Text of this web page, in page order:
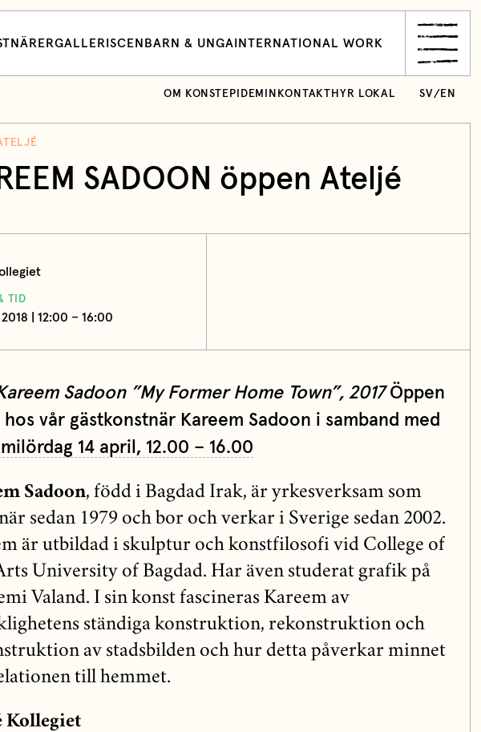
GALLERI SCEN BARN & UNGA INTERNATIONAL WORK
OM KONSTEPIDEMIN KONTAKT HYR LOKAL SV/ EN
SADOON öppen Ateljé
TID
| 12:00 – 16:00
Sadoon ”My Former Home Town”, 2017Öppen
vår gästkonstnär Kareem Sadoon i samband med
14 april, 12.00 – 16.00
Sadoon, född i Bagdad Irak, är yrkesverksam som
sedan 1979 och bor och verkar i Sverige sedan 2002.
är utbildad i skulptur och konstfilosofi vid College of
University of Bagdad. Har även studerat grafik på
Valand. I sin konst fascineras Kareem av
ständiga konstruktion, rekonstruktion och
av stadsbilden och hur detta påverkar minnet
till hemmet.
Kollegiet